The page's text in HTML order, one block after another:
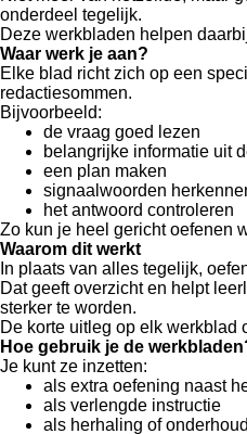
onderdeel tegelijk.
Deze werkbladen helpen
Waar werk je aan?
Elke blad richt zich op een
redactiesommen.
Bijvoorbeeld:
de vraag goed lezen
belangrijke informatie uit
een plan maken
signaalwoorden
het antwoord controleren
Zo kun je heel gericht oefenen
Waarom dit werkt
In plaats van alles tegelijk,
Dat geeft overzicht en helpt
sterker te worden.
De korte uitleg op elk werkblad
Hoe gebruik je de
Je kunt ze inzetten:
als extra oefening naast
als verlengde instructie
als herhaling of onderhoud